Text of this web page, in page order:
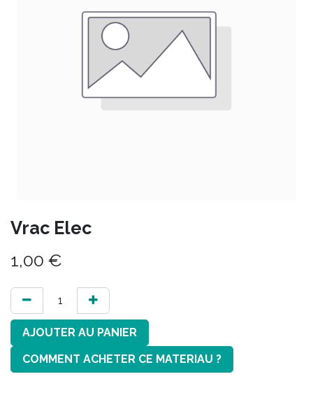
Vrac Elec
1,00 €
AJOUTER AU PANIER
COMMENT ACHETER CE MATERIAU ?